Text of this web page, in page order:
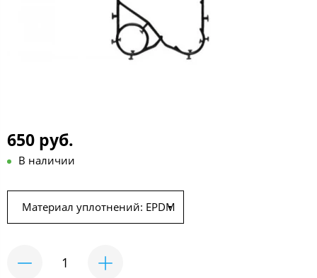
650 руб.
В наличии
Материал уплотнений: EPDM